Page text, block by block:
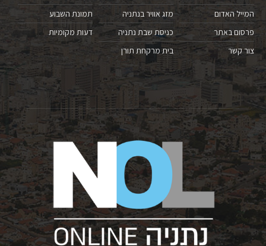
המייל האדום
פרסום באתר
צור קשר
מזג אוויר בנתניה
כניסת שבת נתניה
בית מרקחת תורן
תמונת השבוע
דעות מקומיות